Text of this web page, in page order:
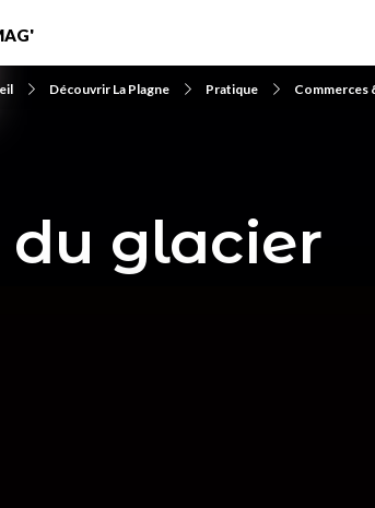
Découvrir La Plagne Pratique Commerces
du glacier